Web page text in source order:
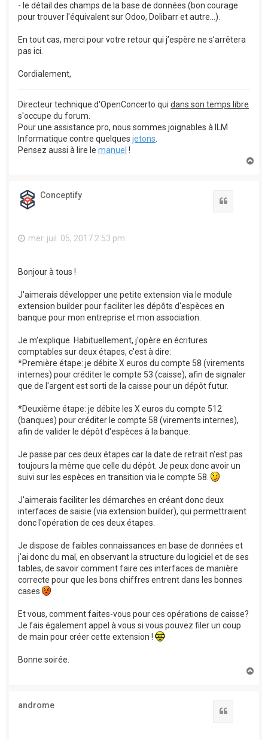
- le détail des champs de la base de données (bon courage
pour trouver l'équivalent sur Odoo, Dolibarr et autre...).
En tout cas, merci pour votre retour qui j’espère ne s’arrêtera
pas ici.
Cordialement,
Directeur technique d'OpenConcerto qui dans son temps libre
s'occupe du forum.
Pour une assistance pro, nous sommes joignables à ILM
Informatique contre quelques jetons.
Pensez aussi à lire le manuel !
Conceptify
mer. juil. 05, 2017 2:53 pm
Bonjour à tous !
J'aimerais développer une petite extension via le module
extension builder pour faciliter les dépôts d'espèces en
banque pour mon entreprise et mon association.
Je m'explique. Habituellement, j'opère en écritures
comptables sur deux étapes, c'est à dire:
*Première étape: je débite X euros du compte 58 (virements
internes) pour créditer le compte 53 (caisse), afin de signaler
que de l'argent est sorti de la caisse pour un dépôt futur.
*Deuxième étape: je débite les X euros du compte 512
(banques) pour créditer le compte 58 (virements internes),
afin de valider le dépôt d'espèces à la banque.
Je passe par ces deux étapes car la date de retrait n'est pas
toujours la même que celle du dépôt. Je peux donc avoir un
suivi sur les espèces en transition via le compte 58.
J'aimerais faciliter les démarches en créant donc deux
interfaces de saisie (via extension builder), qui permettraient
donc l'opération de ces deux étapes.
Je dispose de faibles connaissances en base de données et
j'ai donc du mal, en observant la structure du logiciel et de ses
tables, de savoir comment faire ces interfaces de manière
correcte pour que les bons chiffres entrent dans les bonnes
cases
Et vous, comment faites-vous pour ces opérations de caisse?
Je fais également appel à vous si vous pouvez filer un coup
de main pour créer cette extension !
Bonne soirée.
androme